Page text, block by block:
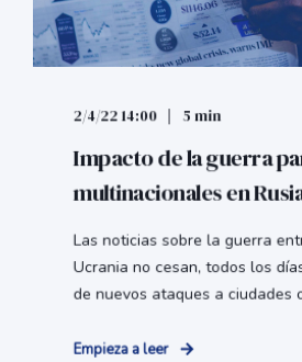
2/4/22 14:00 5 min
Impacto de la guerra
multinacionales en
Las noticias sobre la guerra
Ucrania no cesan, todos los
de nuevos ataques a ciudades
Empieza a leer